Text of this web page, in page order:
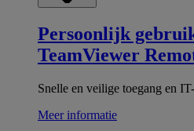
Persoonlijk
TeamViewer
Snelle en veilige toegang en
Meer informatie